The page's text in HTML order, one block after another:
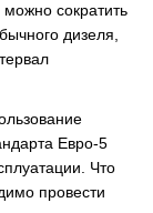
сократить
дизеля,
Евро-5
Что
провести